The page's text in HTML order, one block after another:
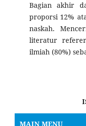
Bagian akhir
proporsi 12%
naskah.
literatur
ilmiah (80%)
MAIN MENU